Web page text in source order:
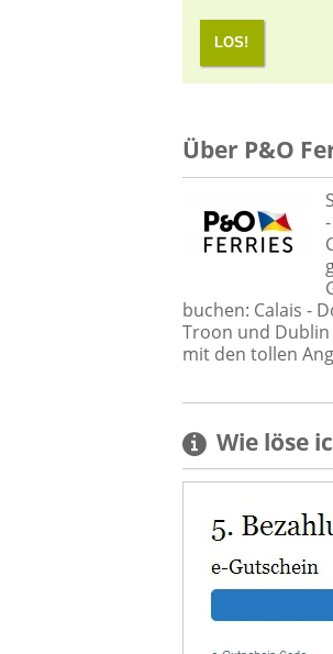
LOS!
Über P&O
buchen: Calais -
Troon und Dublin
mit den tollen
Wie löse